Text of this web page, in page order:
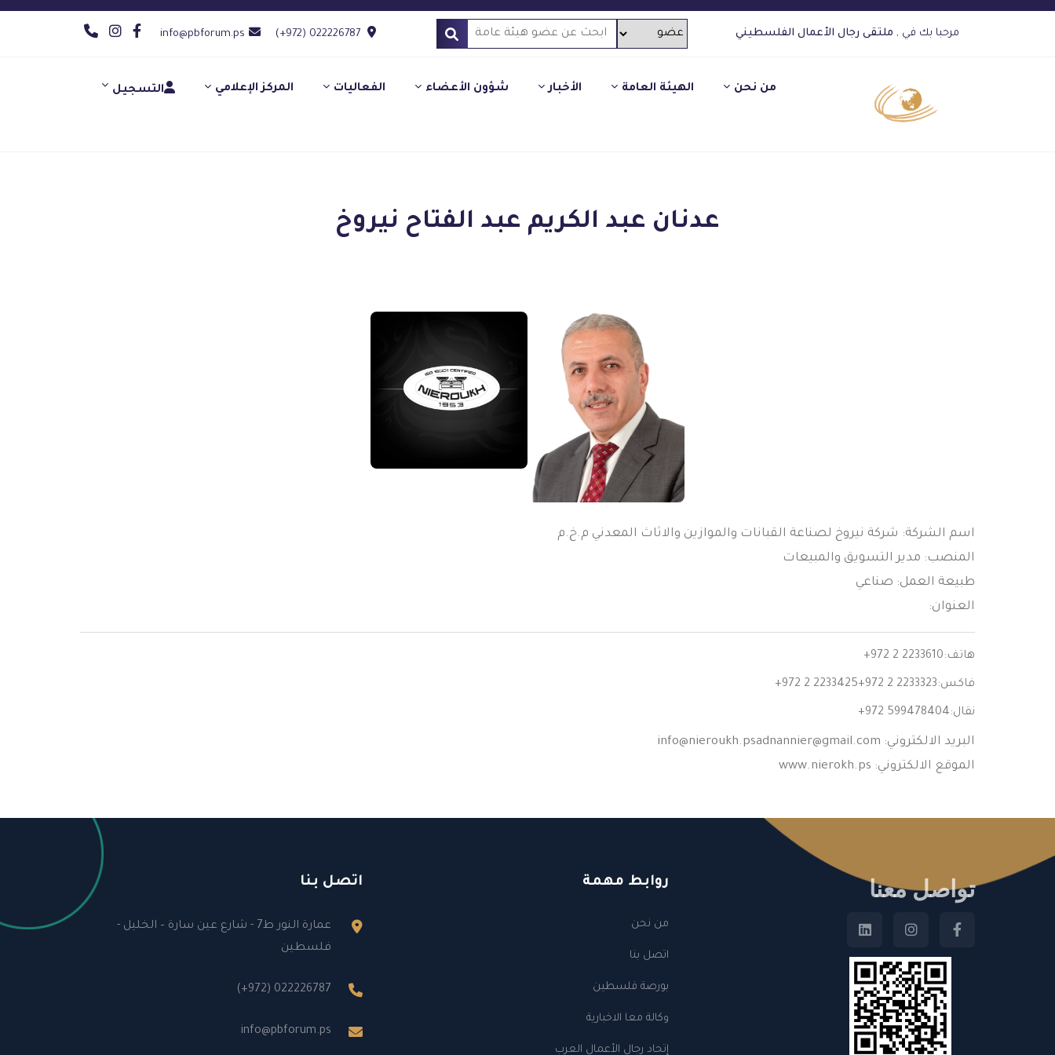
مرحبا بك في , ملتقى رجال الأعمال الفلسطيني (+972) 022226787
info@pbforum.ps
من نحن الهيئة العامة الأخبار شؤون الأعضاء الفعاليات المركز الإعلامي التسجيل
عدنان عبد الكريم عبد الفتاح نيروخ
اسم الشركة: شركة نيروخ لصناعة القبانات والموازين والاثاث المعدني م.خ.م
المنصب: مدير التسويق والمبيعات
طبيعة العمل: صناعي
العنوان:
هاتف:+972 2 2233610
فاكس:+972 2 2233425+972 2 2233323
نقال:+972 599478404
البريد الالكتروني: info@nieroukh.psadnannier@gmail.com
الموقع الالكتروني: www.nierokh.ps
تواصل معنا روابط مهمة
من نحن
اتصل بنا
بورصة فلسطين
وكالة معا الاخبارية
إتحاد رجال الأعمال العرب
اتصل بنا
عمارة النور ط7 - شارع عين سارة – الخليل -
فلسطين
(+972) 022226787
info@pbforum.ps